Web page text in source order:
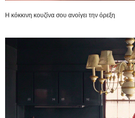
Η κόκκινη κουζίνα σου ανοίγει την όρεξη